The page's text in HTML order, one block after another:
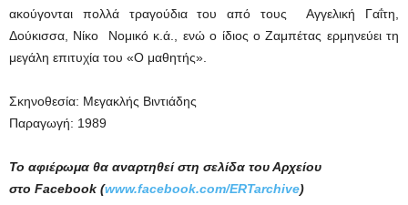
ακούγονται πολλά τραγούδια του από τους Αγγελική Γαΐτη,
Δούκισσα, Νίκο Νομικό κ.ά., ενώ ο ίδιος ο Ζαμπέτας ερμηνεύει τη
μεγάλη επιτυχία του «Ο μαθητής».
Σκηνοθεσία: Μεγακλής Βιντιάδης
Παραγωγή: 1989
Το αφιέρωμα θα αναρτηθεί στη σελίδα του Αρχείου
στο Facebook (www.facebook.com/ERTarchive)